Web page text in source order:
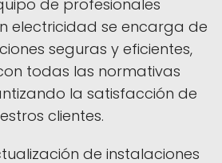
de profesionales
electricidad se encarga de
seguras y eficientes,
todas las normativas
la satisfacción de
clientes.
de instalaciones